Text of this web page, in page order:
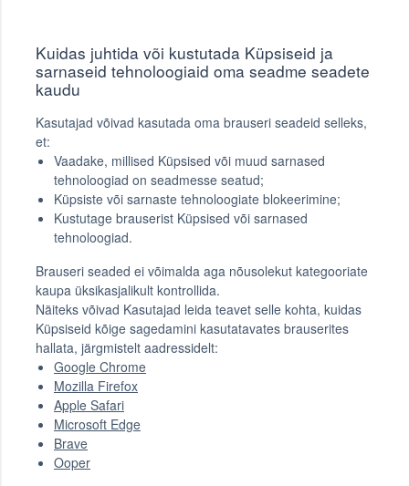
Kuidas juhtida või kustutada Küpsiseid ja
sarnaseid tehnoloogiaid oma seadme seadete
kaudu
Kasutajad võivad kasutada oma brauseri seadeid selleks,
et:
Vaadake, millised Küpsised või muud sarnased
tehnoloogiad on seadmesse seatud;
Küpsiste või sarnaste tehnoloogiate blokeerimine;
Kustutage brauserist Küpsised või sarnased
tehnoloogiad.
Brauseri seaded ei võimalda aga nõusolekut kategooriate
kaupa üksikasjalikult kontrollida.
Näiteks võivad Kasutajad leida teavet selle kohta, kuidas
Küpsiseid kõige sagedamini kasutatavates brauserites
hallata, järgmistelt aadressidelt:
Google Chrome
Mozilla Firefox
Apple Safari
Microsoft Edge
Brave
Ooper